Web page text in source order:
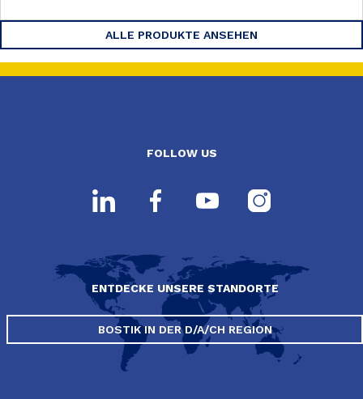
ALLE PRODUKTE ANSEHEN
FOLLOW US
ENTDECKE UNSERE STANDORTE
BOSTIK IN DER D/A/CH REGION